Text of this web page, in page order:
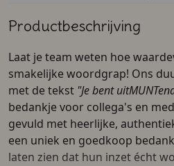
Productbeschrijving
Laat je team weten hoe
smakelijke woordgrap! Ons
met de tekst "Je bent
bedankje voor collega's en
gevuld met heerlijke,
een uniek en goedkoop
laten zien dat hun inzet écht